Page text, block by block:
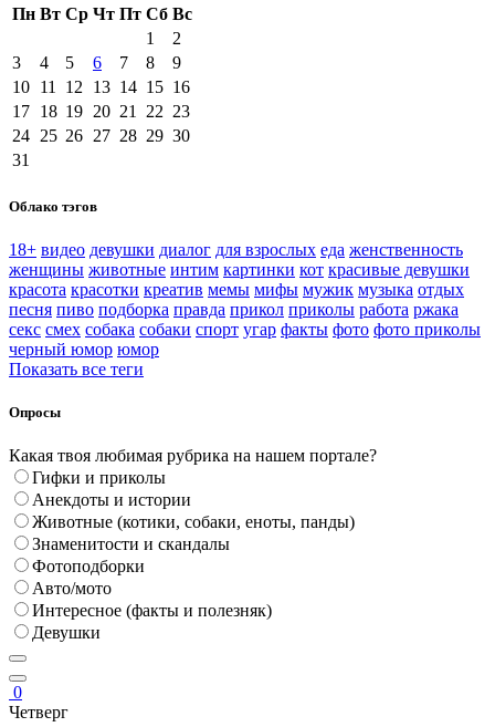
Пн Вт Ср Чт Пт Сб Вс
1
2
3
4 5 6 7 8
9
10 11 12 13 14 15 16
17 18 19 20 21 22 23
24 25 26 27 28 29 30
31
Облако тэгов
18+ видео девушки диалог для взрослых еда женственность
женщины животные интим картинки кот красивые девушки
красота красотки креатив мемы мифы мужик музыка отдых
песня пиво подборка правда прикол приколы работа ржака
секс смех собака собаки спорт угар факты фото фото приколы
черный юмор юмор
Показать все теги
Опросы
Какая твоя любимая рубрика на нашем портале?
Гифки и приколы
Анекдоты и истории
Животные (котики, собаки, еноты, панды)
Знаменитости и скандалы
Фотоподборки
Авто/мото
Интересное (факты и полезняк)
Девушки
0
Четверг